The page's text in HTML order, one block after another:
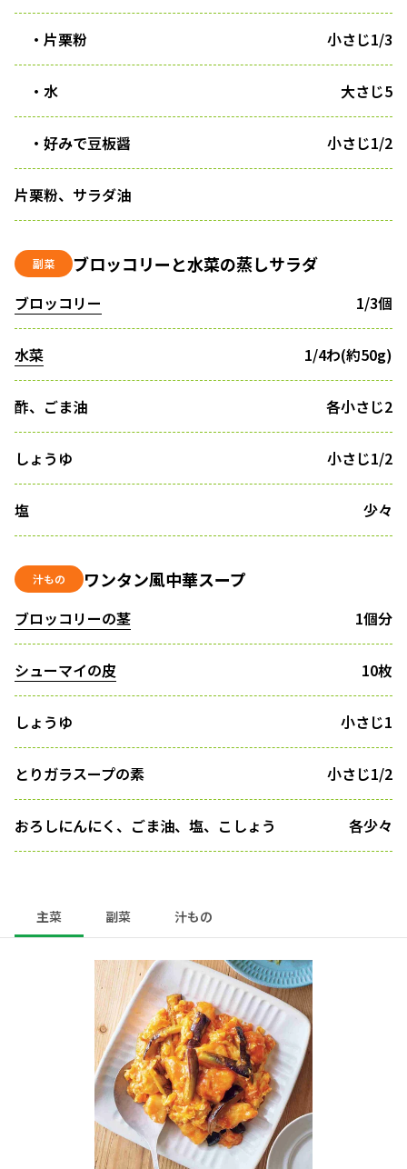
・片栗粉 小さじ1/3
・水 大さじ5
・好みで豆板醤 小さじ1/2
片栗粉、サラダ油
副菜 ブロッコリーと水菜の蒸しサラダ
ブロッコリー 1/3個
水菜 1/4わ(約50g)
酢、ごま油 各小さじ2
しょうゆ 小さじ1/2
塩 少々
汁もの ワンタン風中華スープ
ブロッコリーの茎 1個分
シューマイの皮 10枚
しょうゆ 小さじ1
とりガラスープの素 小さじ1/2
おろしにんにく、ごま油、塩、こしょう 各少々
主菜 副菜 汁もの